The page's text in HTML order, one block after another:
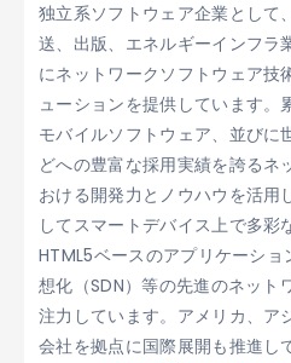
独立系ソフトウェア企業として
送、出版、エネルギーインフラ
にネットワークソフトウェア技
ューションを提供しています。
モバイルソフトウェア、並びに
どへの豊富な採用実績を誇るネ
おける開発力とノウハウを活用
してスマートデバイス上で多彩
HTML5ベースのアプリケーシ
想化（SDN）等の先進のネット
注力しています。アメリカ、ア
会社を拠点に国際展開も推進し